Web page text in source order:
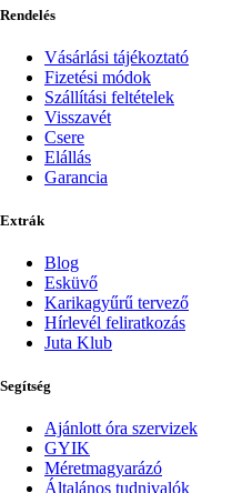
Rendelés
Vásárlási tájékoztató
Fizetési módok
Szállítási feltételek
Visszavét
Csere
Elállás
Garancia
Extrák
Blog
Esküvő
Karikagyűrű tervező
Hírlevél feliratkozás
Juta Klub
Segítség
Ajánlott óra szervizek
GYIK
Méretmagyarázó
Általános tudnivalók